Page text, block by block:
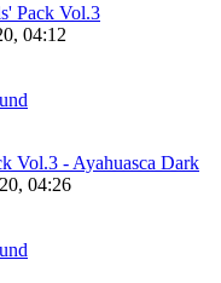
Pack Vol.3
04:12
Vol.3 - Ayahuasca Dark
04:26